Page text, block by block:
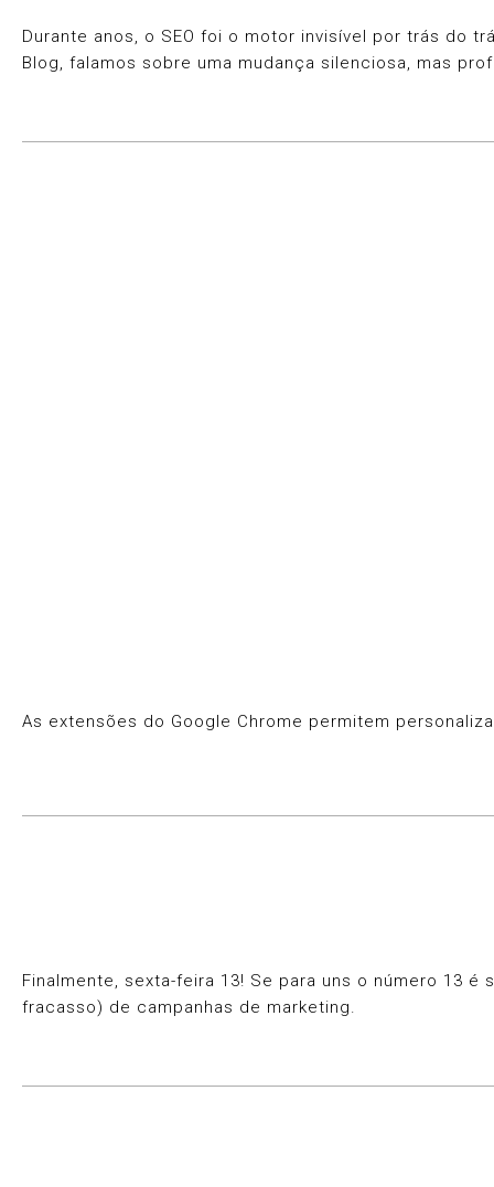
Durante anos, o SEO foi o motor invisível por trás do
Blog, falamos sobre uma mudança silenciosa, mas
As extensões do Google Chrome permitem
Finalmente, sexta-feira 13! Se para uns o número 13
fracasso) de campanhas de marketing.